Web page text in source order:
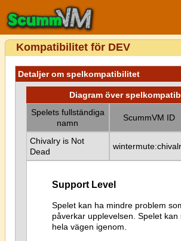
Kompatibilitet för DEV
Detaljer om spelkompatibilitet
Diagram över
Spelets fullständiga
namn
ScummVM ID
Chivalry is Not
Dead
Support Level
Spelet kan ha mindre problem
påverkar upplevelsen. Spelet kan
hela vägen igenom.